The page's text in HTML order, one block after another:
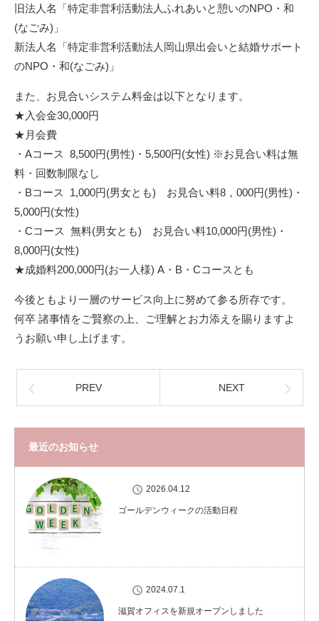
旧法人名「特定非営利活動法人ふれあいと憩いのNPO・和
(なごみ)」
新法人名「特定非営利活動法人岡山県出会いと結婚サポート
のNPO・和(なごみ)」
また、お見合いシステム料金は以下となります。
★入会金30,000円
★月会費
・Aコース 8,500円(男性)・5,500円(女性) ※お見合い料は無
料・回数制限なし
・Bコース 1,000円(男女とも) お見合い料8，000円(男性)・
5,000円(女性)
・Cコース 無料(男女とも) お見合い料10,000円(男性)・
8,000円(女性)
★成婚料200,000円(お一人様) A・B・Cコースとも
今後ともより一層のサービス向上に努めて参る所存です。
何卒 諸事情をご賢察の上、ご理解とお力添えを賜りますよ
うお願い申し上げます。
PREV NEXT
最近のお知らせ
2026.04.12
ゴールデンウィークの活動日程
2024.07.1
滋賀オフィスを新規オープンしました